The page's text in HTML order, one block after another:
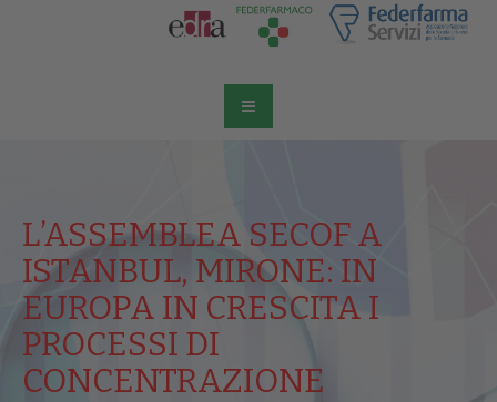
L’ASSEMBLEA SECOF A
ISTANBUL, MIRONE: IN
EUROPA IN CRESCITA I
PROCESSI DI
CONCENTRAZIONE